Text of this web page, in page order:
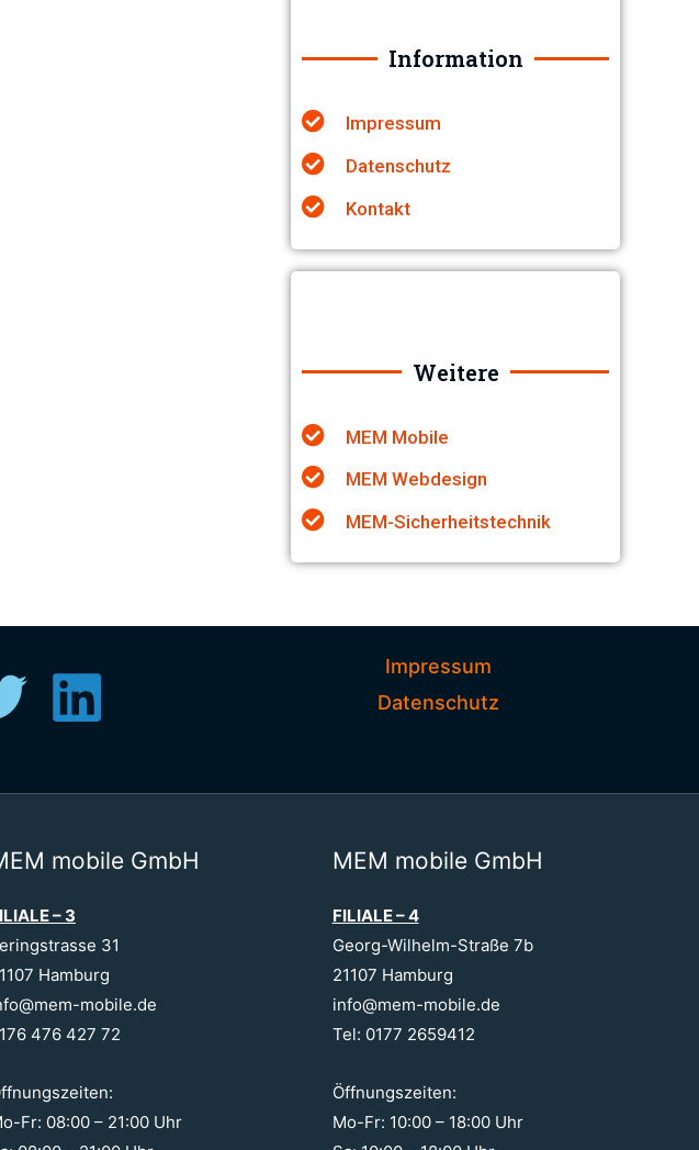
Information
Impressum
Datenschutz
Kontakt
Weitere
MEM Mobile
MEM Webdesign
MEM-Sicherheitstechnik
Impressum
Datenschutz
mobile GmbH
– 3
31
Hamburg
mobile.de
476 427 72
Fr: 08:00 – 21:00 Uhr
MEM mobile GmbH
FILIALE – 4
Georg-Wilhelm-Straße 7b
21107 Hamburg
info@mem-mobile.de
Tel: 0177 2659412
Öffnungszeiten:
Mo-Fr: 10:00 – 18:00 Uhr